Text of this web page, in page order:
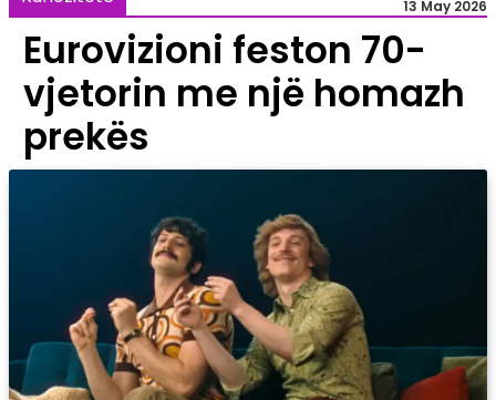
13 May 2026
Eurovizioni feston 70-
vjetorin me një homazh
prekës